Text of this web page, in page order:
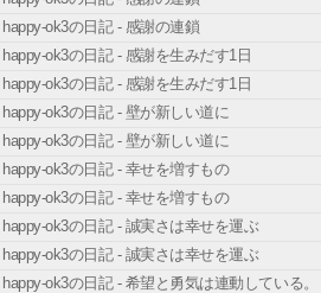
happy-ok3の日記 - 感謝の連鎖
happy-ok3の日記 - 感謝を生みだす1日
happy-ok3の日記 - 感謝を生みだす1日
happy-ok3の日記 - 壁が新しい道に
happy-ok3の日記 - 壁が新しい道に
happy-ok3の日記 - 幸せを増すもの
happy-ok3の日記 - 幸せを増すもの
happy-ok3の日記 - 誠実さは幸せを運ぶ
happy-ok3の日記 - 誠実さは幸せを運ぶ
happy-ok3の日記 - 希望と勇気は連動している。